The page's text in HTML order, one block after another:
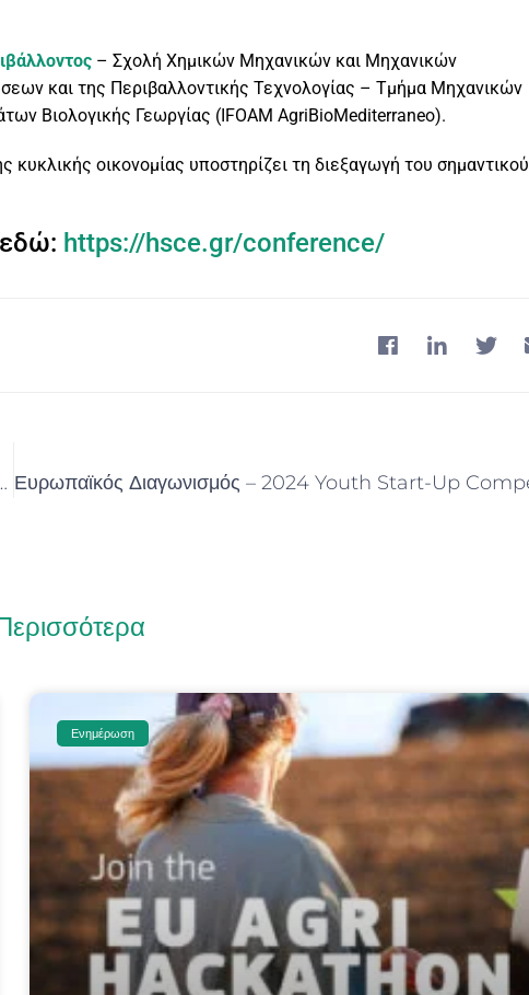
– Σχολή Χημικών Μηχανικών και Μηχανικών
και της Περιβαλλοντικής Τεχνολογίας – Τμήμα Μηχανικών
Βιολογικής Γεωργίας (IFOAM AgriBioMediterraneo).
οικονομίας υποστηρίζει τη διεξαγωγή του σημαντικού
https://hsce.gr/conference/
ιαματικού τουρισμού».
Ενημέρωση